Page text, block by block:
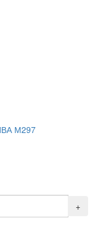
М297
+